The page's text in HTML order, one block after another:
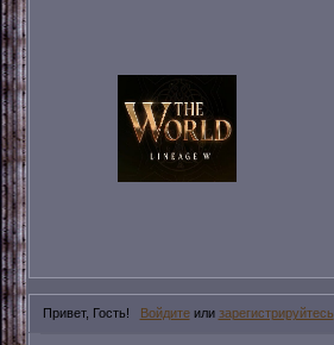
Привет, Гость! Войдитеили зарегистрируйтесь